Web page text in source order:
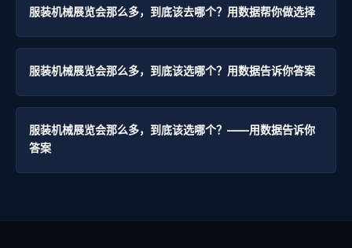
服装机械展览会那么多，到底该去哪个？用数据帮你做选择
服装机械展览会那么多，到底该选哪个？用数据告诉你答案
服装机械展览会那么多，到底该选哪个？——用数据告诉你
答案